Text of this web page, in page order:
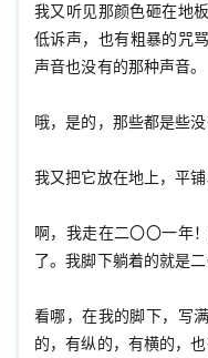
我又听见那颜色砸在地
低诉声，也有粗暴的
声音也没有的那种声音。
哦，是的，那些都是些没
我又把它放在地上，平
啊，我走在二〇〇一年
了。我脚下躺着的就是二
看哪，在我的脚下，写
的，有纵的，有横的，